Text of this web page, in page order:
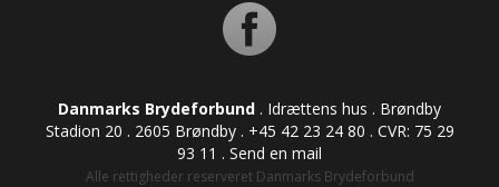
Danmarks Brydeforbund . Idrættens hus . Brøndby
Stadion 20 . 2605 Brøndby . +45 42 23 24 80 . CVR: ​​​​​​75 29
93 11 . Send en mail
Alle rettigheder reserveret Danmarks Brydeforbund